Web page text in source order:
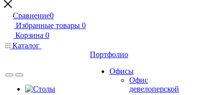
Сравнение0
Избранные товары 0
Корзина 0
Каталог
Портфолио
Офисы
Офис
девелоперской